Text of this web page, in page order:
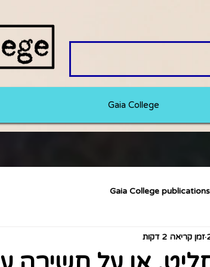
Gaia College
Gaia College publications
זמן קריאה 2 דקות